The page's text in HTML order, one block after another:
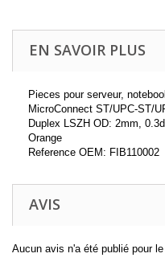
EN SAVOIR PLUS
Pieces pour serveur,
MicroConnect ST/UPC-ST/
Duplex LSZH OD: 2mm,
Orange
Reference OEM: FIB110002
AVIS
Aucun avis n'a été publié pour